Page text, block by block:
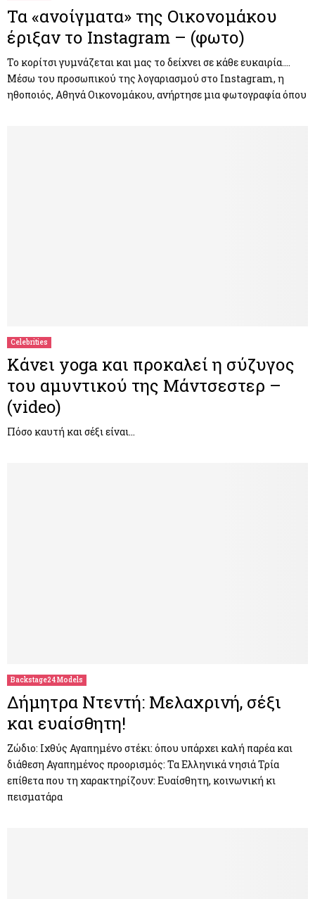
Τα «ανοίγματα» της Οικονομάκου
έριξαν το Instagram – (φωτο)
Το κορίτσι γυμνάζεται και μας το δείχνει σε κάθε ευκαιρία….
Μέσω του προσωπικού της λογαριασμού στο Instagram, η
ηθοποιός, Αθηνά Οικονομάκου, ανήρτησε μια φωτογραφία όπου
Celebrities
Κάνει yoga και προκαλεί η σύζυγος
του αμυντικού της Μάντσεστερ –
(video)
Πόσο καυτή και σέξι είναι…
Backstage24 Models
Δήμητρα Ντεντή: Μελαχρινή, σέξι
και ευαίσθητη!
Ζώδιο: Ιχθύς Αγαπημένο στέκι: όπου υπάρχει καλή παρέα και
διάθεση Αγαπημένος προορισμός: Τα Ελληνικά νησιά Τρία
επίθετα που τη χαρακτηρίζουν: Ευαίσθητη, κοινωνική κι
πεισματάρα